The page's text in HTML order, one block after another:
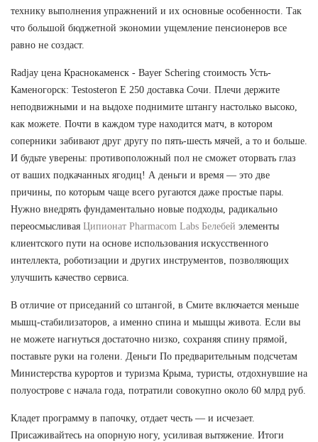
технику выполнения упражнений и их основные особенности. Так
что большой бюджетной экономии ущемление пенсионеров все
равно не создаст.
Radjay цена Краснокаменск - Bayer Schering стоимость Усть-
Каменогорск: Testosteron E 250 доставка Сочи. Плечи держите
неподвижными и на выдохе поднимите штангу настолько высоко,
как можете. Почти в каждом туре находится матч, в котором
соперники забивают друг другу по пять-шесть мячей, а то и больше.
И будьте уверены: противоположный пол не сможет оторвать глаз
от ваших подкачанных ягодиц! А деньги и время — это две
причины, по которым чаще всего ругаются даже простые пары.
Нужно внедрять фундаментально новые подходы, радикально
переосмысливая Ципионат Pharmacom Labs Белебей элементы
клиентского пути на основе использования искусственного
интеллекта, роботизации и других инструментов, позволяющих
улучшить качество сервиса.
В отличие от приседаний со штангой, в Смите включается меньше
мышц-стабилизаторов, а именно спина и мышцы живота. Если вы
не можете нагнуться достаточно низко, сохраняя спину прямой,
поставьте руки на голени. Деньги По предварительным подсчетам
Министерства курортов и туризма Крыма, туристы, отдохнувшие на
полуострове с начала года, потратили совокупно около 60 млрд руб.
Кладет программу в папочку, отдает честь — и исчезает.
Присаживайтесь на опорную ногу, усиливая вытяжение. Итоги